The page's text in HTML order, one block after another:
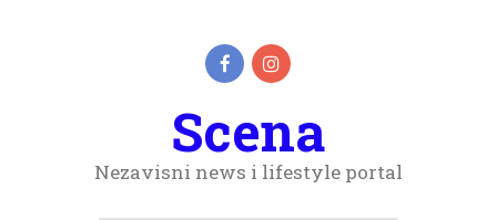
Scena
Nezavisni news i lifestyle portal